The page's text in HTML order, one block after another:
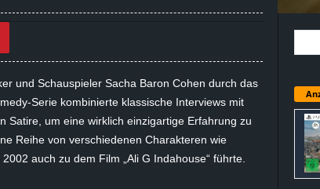
und Schauspieler Sacha Baron Cohen durch das
Serie kombinierte klassische Interviews mit
Satire, um eine wirklich einzigartige Erfahrung zu
Reihe von verschiedenen Charakteren wie
auch zu dem Film „Ali G Indahouse“ führte.